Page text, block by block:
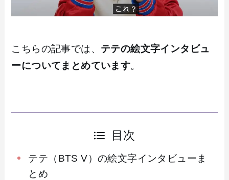
こちらの記事では、 テテの絵文字インタビュ
ーについてまとめています。
目次
テテ（BTS V）の絵文字インタビューま
とめ